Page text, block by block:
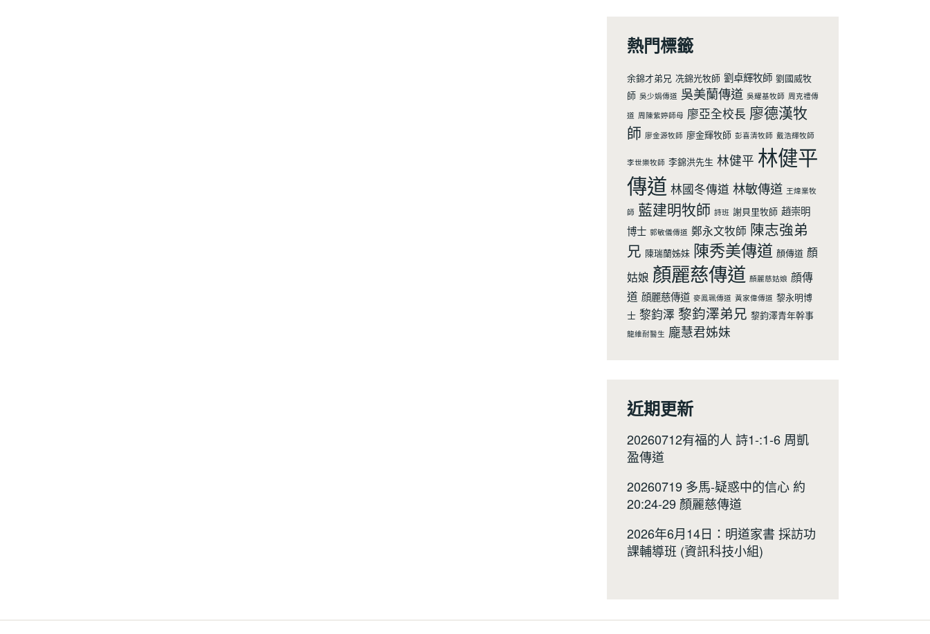
熱門標籤
余錦才弟兄 冼錦光牧師 劉卓輝牧師 劉國威牧
師 吳少娟傳道 吳美蘭傳道 吳耀基牧師 周克禮傳
道 周陳紫婷師母 廖亞全校長 廖德漢牧
師 廖金源牧師 廖金輝牧師 彭喜清牧師 戴浩輝牧師
李世樂牧師 李錦洪先生 林健平 林健平
傳道 林國冬傳道 林敏傳道 王煒業牧
師 藍建明牧師 詩班 謝貝里牧師 趙崇明
博士 郭敏儀傳道 鄭永文牧師 陳志強弟
兄 陳瑞蘭姊妹 陳秀美傳道 顏傳道 顏
姑娘 顏麗慈傳道 顏麗慈姑娘 顔傳
道 顔麗慈傳道 麥鳯珮傳道 黃家偉傳道 黎永明博
士 黎鈞澤 黎鈞澤弟兄 黎鈞澤青年幹事
龍維耐醫生 龐慧君姊妹
近期更新
20260712有福的人 詩1-:1-6 周凱
盈傳道
20260719 多馬-疑惑中的信心 約
20:24-29 顏麗慈傳道
2026年6月14日：明道家書 採訪功
課輔導班 (資訊科技小組)